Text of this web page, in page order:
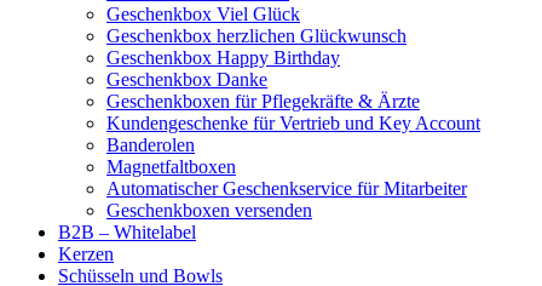
Geschenkbox Viel Glück
Geschenkbox herzlichen Glückwunsch
Geschenkbox Happy Birthday
Geschenkbox Danke
Geschenkboxen für Pflegekräfte & Ärzte
Kundengeschenke für Vertrieb und Key Account
Banderolen
Magnetfaltboxen
Automatischer Geschenkservice für Mitarbeiter
Geschenkboxen versenden
B2B – Whitelabel
Kerzen
Schüsseln und Bowls